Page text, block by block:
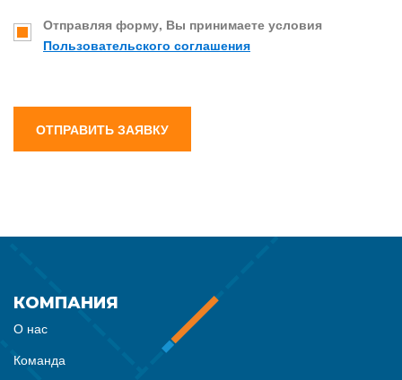
Отправляя форму, Вы принимаете условия
Пользовательского соглашения
ОТПРАВИТЬ ЗАЯВКУ
КОМПАНИЯ
О нас
Команда